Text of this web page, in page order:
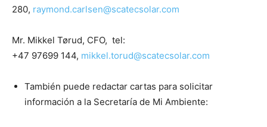
280, raymond.carlsen@scatecsolar.com
Mr. Mikkel Tørud, CFO, tel:
+47 97699 144, mikkel.torud@scatecsolar.com
También puede redactar cartas para solicitar
información a la Secretaría de Mi Ambiente: